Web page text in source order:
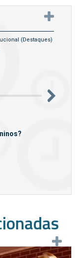
(destaques)